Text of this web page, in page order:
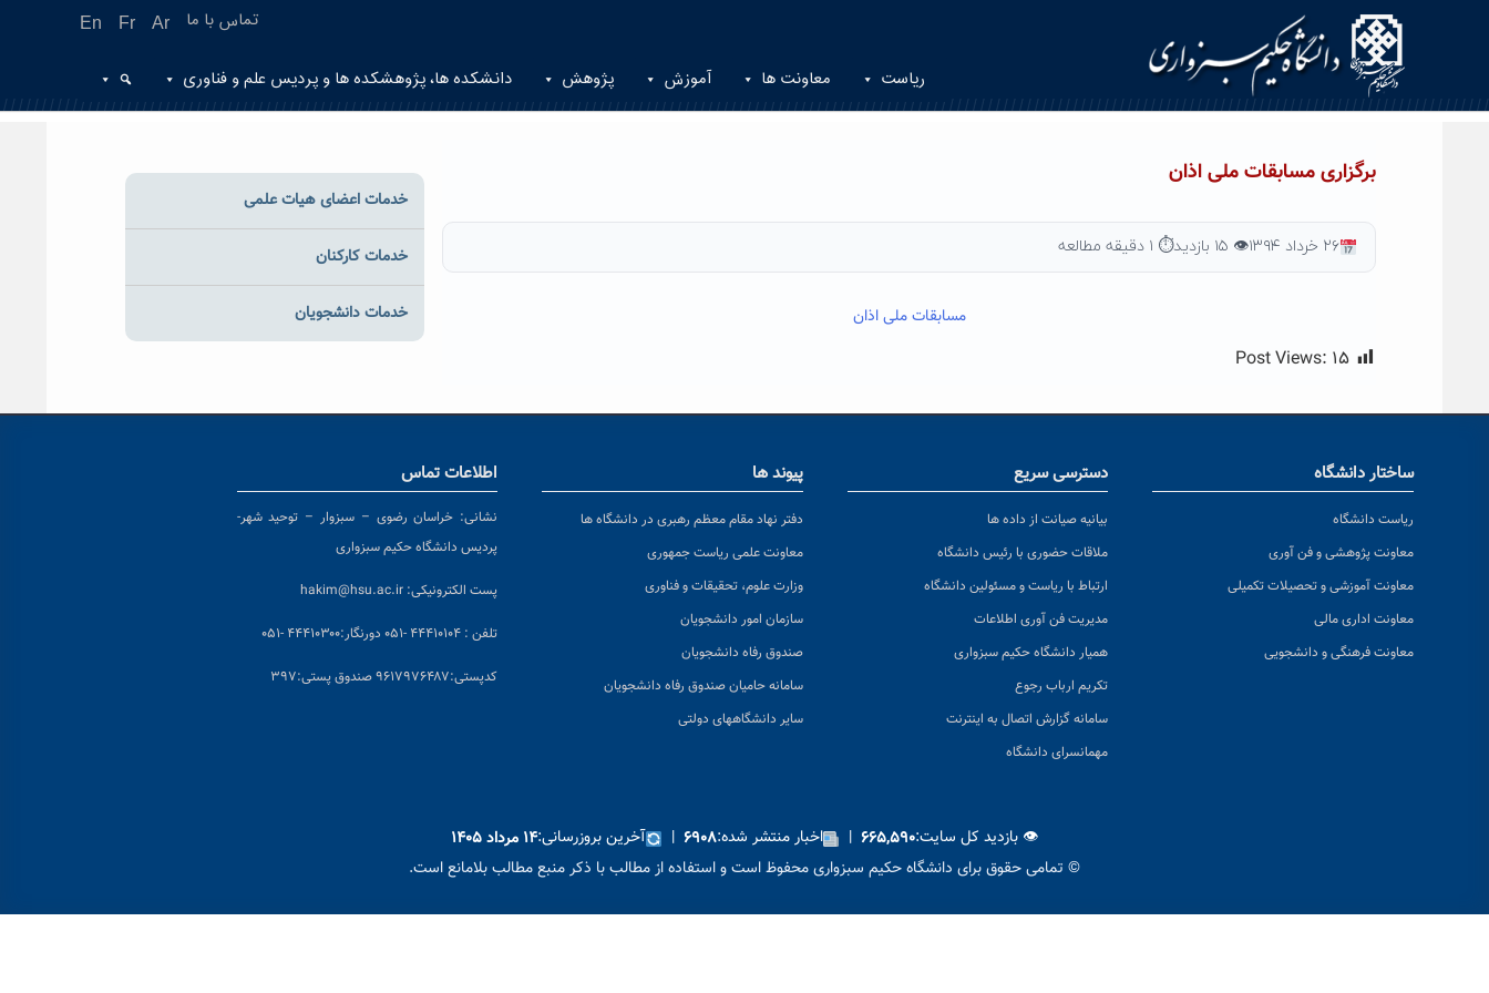
En Fr Ar تماس با ما
ریاست معاونت ها آموزش پژوهش دانشکده ها، پژوهشکده ها و پردیس علم و فناوری
برگزاری مسابقات ملی اذان
۲۶ خرداد ۱۳۹۴ 👁 ۱۵ بازدید ⏱ ۱ دقیقه مطالعه
مسابقات ملی اذان
Post Views: ۱۵
خدمات اعضای هیات علمی
خدمات کارکنان
خدمات دانشجویان
ساختار دانشگاه
ریاست دانشگاه
معاونت پژوهشی و فن آوری
معاونت آموزشی و تحصیلات تکمیلی
معاونت اداری مالی
معاونت فرهنگی و دانشجویی
دسترسی سریع
بیانیه صیانت از داده ها
ملاقات حضوری با رئیس دانشگاه
ارتباط با ریاست و مسئولین دانشگاه
مدیریت فن آوری اطلاعات
همیار دانشگاه حکیم سبزواری
تکریم ارباب رجوع
سامانه گزارش اتصال به اینترنت
مهمانسرای دانشگاه
پیوند ها
دفتر نهاد مقام معظم رهبری در دانشگاه ها
معاونت علمی ریاست جمهوری
وزارت علوم، تحقیقات و فناوری
سازمان امور دانشجویان
صندوق رفاه دانشجویان
سامانه حامیان صندوق رفاه دانشجویان
سایر دانشگاههای دولتی
اطلاعات تماس
نشانی: خراسان رضوی – سبزوار – توحید شهر-
پردیس دانشگاه حکیم سبزواری
پست الکترونیکی: hakim@hsu.ac.ir
تلفن : ۴۴۴۱۰۱۰۴ -۰۵۱ دورنگار:۴۴۴۱۰۳۰۰ -۰۵۱
کدپستی:۹۶۱۷۹۷۶۴۸۷ صندوق پستی:۳۹۷
👁 بازدید کل سایت:۶۶۵,۵۹۰ | اخبار منتشر شده:۶۹۰۸ | آخرین بروزرسانی:۱۴ مرداد ۱۴۰۵
© تمامی حقوق برای دانشگاه حکیم سبزواری محفوظ است و استفاده از مطالب با ذکر منبع مطالب بلامانع است.